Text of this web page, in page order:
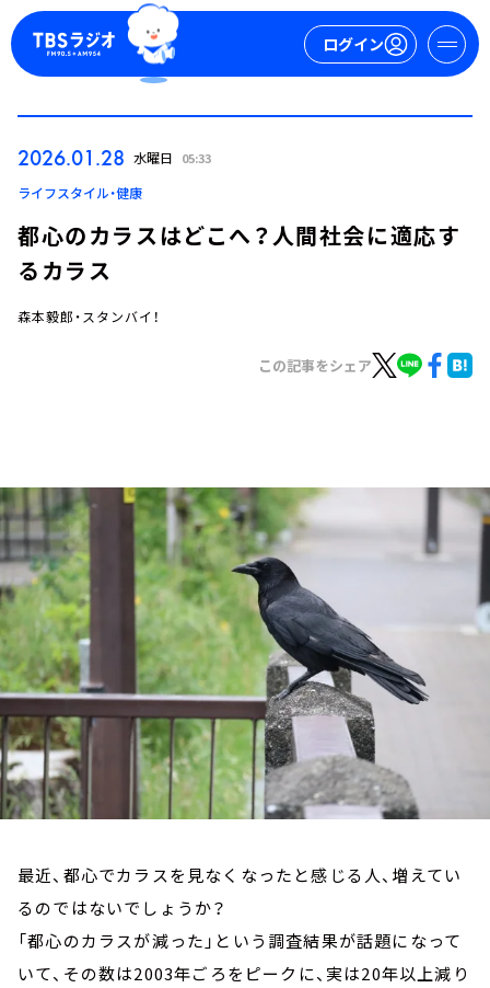
ログイン
ログイン
お知らせ
イベント・グッズ
YouTube
会社情報
2026.01.28 水曜日 05:33
ライフスタイル・健康
都心のカラスはどこへ？人間社会に適応す
るカラス
森本毅郎・スタンバイ！
この記事をシェア
最近、都心でカラスを見なくなったと感じる人、増えてい
るのではないでしょうか？
「都心のカラスが減った」という調査結果が話題になって
いて、その数は2003年ごろをピークに、実は20年以上減り